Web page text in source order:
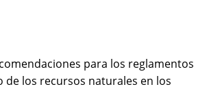
para los reglamentos
de los recursos naturales en los